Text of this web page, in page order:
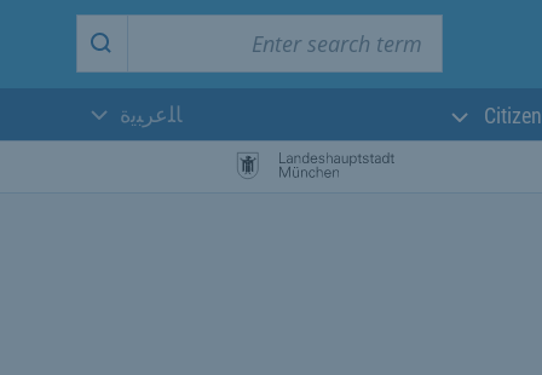
search
اللغة الحالية:
ﺎﻠﻋﺮﺒﻳﺓ